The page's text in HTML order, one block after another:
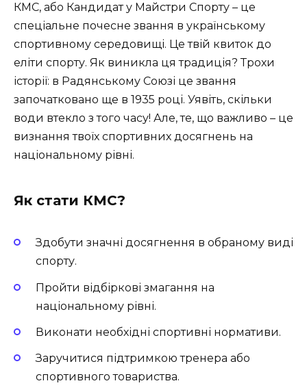
КМС, або Кандидат у Майстри Спорту – це
спеціальне почесне звання в українському
спортивному середовищі. Це твій квиток до
еліти спорту. Як виникла ця традиція? Трохи
історії: в Радянському Союзі це звання
започатковано ще в 1935 році. Уявіть, скільки
води втекло з того часу! Але, те, що важливо – це
визнання твоїх спортивних досягнень на
національному рівні.
Як стати КМС?
Здобути значні досягнення в обраному виді
спорту.
Пройти відбіркові змагання на
національному рівні.
Виконати необхідні спортивні нормативи.
Заручитися підтримкою тренера або
спортивного товариства.